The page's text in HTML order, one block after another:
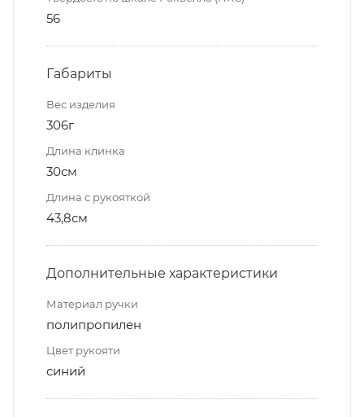
56
Габариты
Вес изделия
306г
Длина клинка
30см
Длина с рукояткой
43,8см
Дополнительные характеристики
Материал ручки
полипропилен
Цвет рукояти
синий